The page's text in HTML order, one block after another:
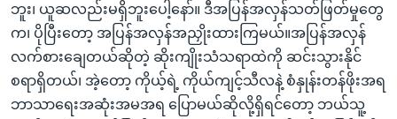
ဘူး၊ ယူဆလည်းမရှိဘူးပေါ့နော်။ ဒီအပြန်အလှန်သတ်ဖြတ်မှုတွေ
က၊ ပိုပြီးတော့ အပြန်အလှန်အညှိုးထားကြမယ်။အပြန်အလှန်
လက်စားချေတယ်ဆိုတဲ့ ဆိုးကျိုးသံသရာထဲကို ဆင်းသွားနိုင်
စရာရှိတယ်၊ အဲ့တော့ ကိုယ့်ရဲ့ ကိုယ်ကျင့်သီလနဲ့ စံနှုန်းတန်ဖိုးအရ
ဘာသာရေးအဆုံးအမအရ ပြောမယ်ဆိုလို့ရှိရင်တော့ ဘယ်သူ့